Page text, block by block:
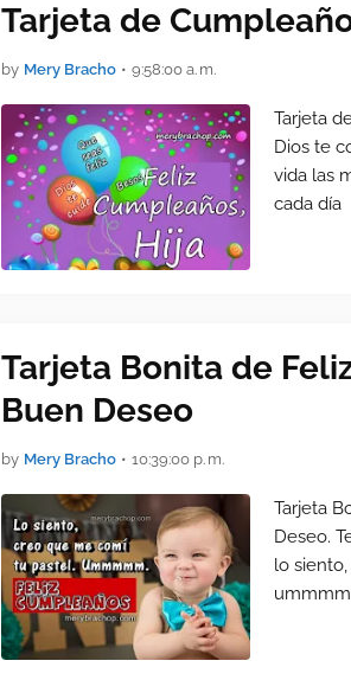
Tarjeta de
by Mery Bracho • 9:58:00 a. m.
Tarjeta
Dios te
vida las
cada día
Tarjeta Bonita de
Buen Deseo
by Mery Bracho • 10:39:00 p. m.
Tarjeta
Deseo.
lo